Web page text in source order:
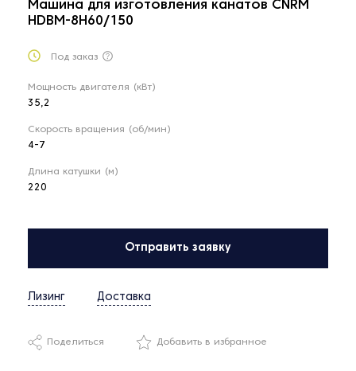
Машина для изготовления канатов CNRM
HDBM-8H60/150
Под заказ
Мощность двигателя (кВт)
35,2
Скорость вращения (об/мин)
4-7
Длина катушки (м)
220
Отправить заявку
Лизинг Доставка
Поделиться Добавить в избранное